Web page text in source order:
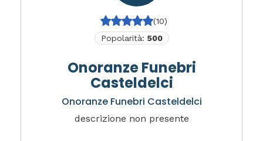
(10)
Popolarità: 500
Onoranze Funebri
Casteldelci
Onoranze Funebri Casteldelci
descrizione non presente